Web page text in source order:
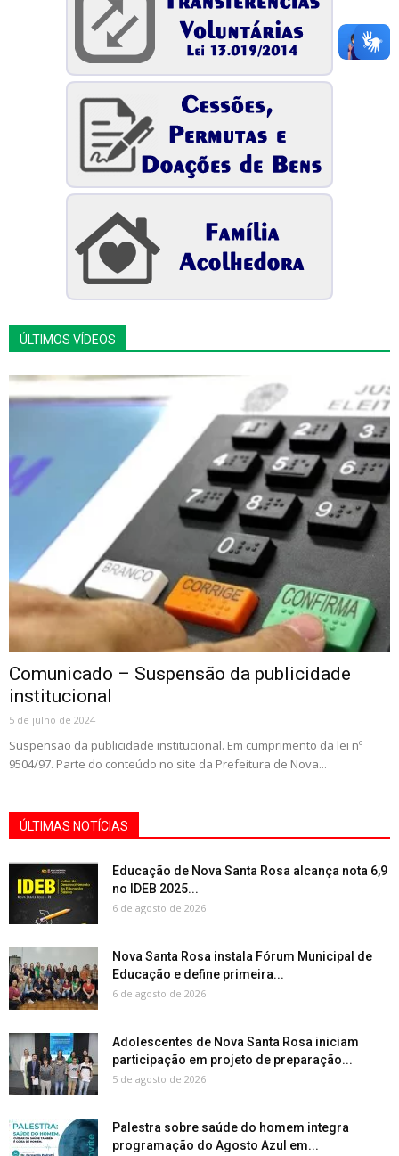
ÚLTIMOS VÍDEOS
Comunicado – Suspensão da publicidade
institucional
5 de julho de 2024
Suspensão da publicidade institucional. Em cumprimento da lei nº
9504/97. Parte do conteúdo no site da Prefeitura de Nova...
ÚLTIMAS NOTÍCIAS
Educação de Nova Santa Rosa alcança nota 6,9
no IDEB 2025...
6 de agosto de 2026
Nova Santa Rosa instala Fórum Municipal de
Educação e define primeira...
6 de agosto de 2026
Adolescentes de Nova Santa Rosa iniciam
participação em projeto de preparação...
5 de agosto de 2026
Palestra sobre saúde do homem integra
programação do Agosto Azul em...